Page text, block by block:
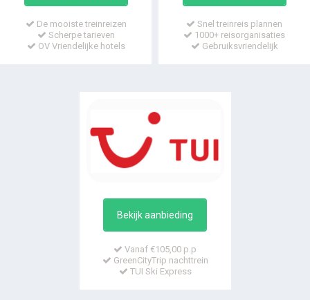
De mooiste treinreizen
Scherpe tarieven
OV Vriendelijke hotels
Snel treinreis plannen
1000+ reisorganisaties
Gebruiksvriendelijk
Bekijk aanbieding
Vanaf €105,00 p.p
GreenCityTrip nachttrein
TUI Ski Express